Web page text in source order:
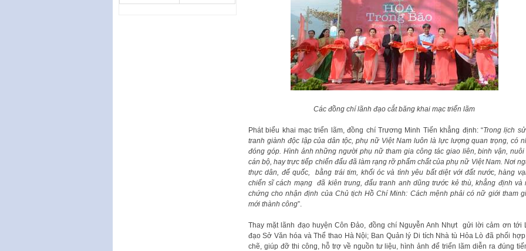
Các đồng chí lãnh đạo cắt băng khai mạc triển lãm
Phát biểu khai mạc triển lãm, đồng chí Trương Minh Tiến khẳng định: “Trong lịch
tranh giành độc lập của dân tộc, phụ nữ Việt Nam luôn là lực lượng quan trọng, có
đóng góp. Hình ảnh những người phụ nữ tham gia công tác giao liên, binh vận, nuôi
cán bộ, hay trực tiếp chiến đấu đã làm rạng rỡ phẩm chất của phụ nữ Việt Nam. Nơi
thực dân, đế quốc, bằng trái tim, khối óc và tình yêu bất diệt với đất nước, hàng
chiến sĩ cách mạng đã kiên trung, đấu tranh anh dũng trước kẻ thù, khẳng định và
chứng cho nhận định của Chủ tịch Hồ Chí Minh: Cách mệnh phải có nữ giới tham
mới thành công”.
Thay mặt lãnh đạo huyện Côn Đảo, đồng chí Nguyễn Anh Nhựt gửi lời cảm ơn tới
đạo Sở Văn hóa và Thể thao Hà Nội; Ban Quản lý Di tích Nhà tù Hỏa Lò đã phối
chẽ, giúp đỡ thi công, hỗ trợ về nguồn tư liệu, hình ảnh để triển lãm diễn ra đúng